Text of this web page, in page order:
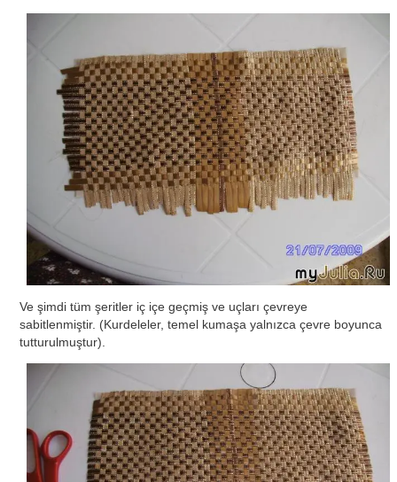
Ve şimdi tüm şeritler iç içe geçmiş ve uçları çevreye
sabitlenmiştir. (Kurdeleler, temel kumaşa yalnızca çevre boyunca
tutturulmuştur).